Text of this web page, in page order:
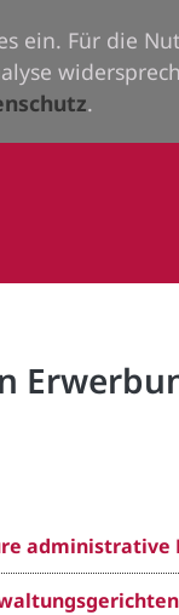
ein. Für die
.
administrative